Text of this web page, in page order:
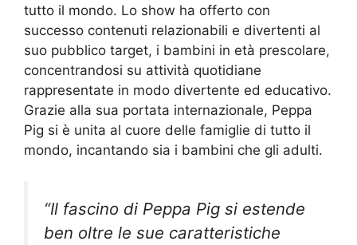
tutto il mondo. Lo show ha offerto con
successo contenuti relazionabili e divertenti al
suo pubblico target, i bambini in età prescolare,
concentrandosi su attività quotidiane
rappresentate in modo divertente ed educativo.
Grazie alla sua portata internazionale, Peppa
Pig si è unita al cuore delle famiglie di tutto il
mondo, incantando sia i bambini che gli adulti.
“Il fascino di Peppa Pig si estende
ben oltre le sue caratteristiche